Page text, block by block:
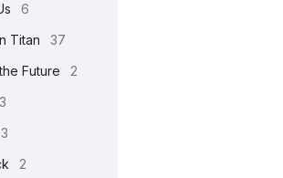
105
4
213
6
Titan
37
Future
2
3
3
2